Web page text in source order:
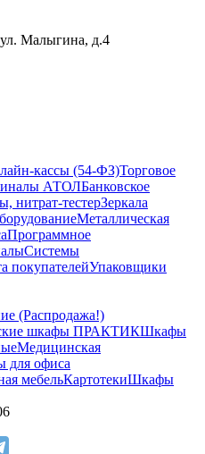
ул. Малыгина, д.4
кассы (54-ФЗ)Торговое
АТОЛБанковское
нитрат-тестерЗеркала
Металлическая
Программное
Системы
покупателейУпаковщики
(Распродажа!)
шкафы ПРАКТИКШкафы
Медицинская
офиса
мебельКартотекиШкафы